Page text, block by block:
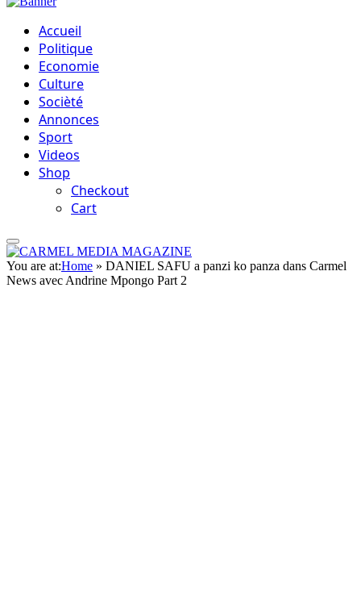
Accueil
Politique
Economie
Culture
Socièté
Annonces
Sport
Videos
Shop
Checkout
Cart
You are at:Home » DANIEL SAFU a panzi ko panza dans Carmel
News avec Andrine Mpongo Part 2